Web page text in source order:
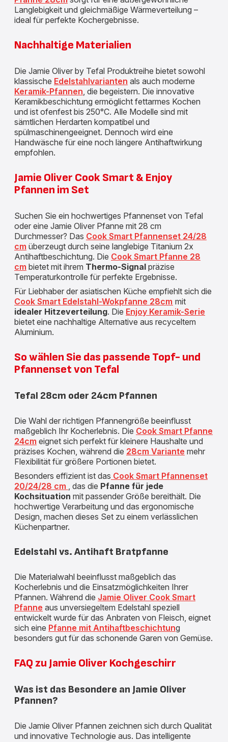
Langlebigkeit und gleichmäßige Wärmeverteilung –
ideal für perfekte Kochergebnisse.
Nachhaltige Materialien
Die Jamie Oliver by Tefal Produktreihe bietet sowohl
klassische Edelstahlvarianten als auch moderne
Keramik-Pfannen, die begeistern. Die innovative
Keramikbeschichtung ermöglicht fettarmes Kochen
und ist ofenfest bis 250°C. Alle Modelle sind mit
sämtlichen Herdarten kompatibel und
spülmaschinengeeignet. Dennoch wird eine
Handwäsche für eine noch längere Antihaftwirkung
empfohlen.
Jamie Oliver Cook Smart & Enjoy
Pfannen im Set
Suchen Sie ein hochwertiges Pfannenset von Tefal
oder eine Jamie Oliver Pfanne mit 28 cm
Durchmesser? Das Cook Smart Pfannenset 24/28
cm überzeugt durch seine langlebige Titanium 2x
Antihaftbeschichtung. Die Cook Smart Pfanne 28
cm bietet mit ihrem Thermo-Signal präzise
Temperaturkontrolle für perfekte Ergebnisse.
Für Liebhaber der asiatischen Küche empfiehlt sich die
Cook Smart Edelstahl-Wokpfanne 28cm mit
idealer Hitzeverteilung. Die Enjoy Keramik-Serie
bietet eine nachhaltige Alternative aus recyceltem
Aluminium.
So wählen Sie das passende Topf- und
Pfannenset von Tefal
Tefal 28cm oder 24cm Pfannen
Die Wahl der richtigen Pfannengröße beeinflusst
maßgeblich Ihr Kocherlebnis. Die Cook Smart Pfanne
24cm eignet sich perfekt für kleinere Haushalte und
präzises Kochen, während die 28cm Variante mehr
Flexibilität für größere Portionen bietet.
Besonders effizient ist das Cook Smart Pfannenset
20/24/28 cm , das die Pfanne für jede
Kochsituation mit passender Größe bereithält. Die
hochwertige Verarbeitung und das ergonomische
Design, machen dieses Set zu einem verlässlichen
Küchenpartner.
Edelstahl vs. Antihaft Bratpfanne
Die Materialwahl beeinflusst maßgeblich das
Kocherlebnis und die Einsatzmöglichkeiten Ihrer
Pfannen. Während die Jamie Oliver Cook Smart
Pfanne aus unversiegeltem Edelstahl speziell
entwickelt wurde für das Anbraten von Fleisch, eignet
sich eine Pfanne mit Antihaftbeschichtung
besonders gut für das schonende Garen von Gemüse.
FAQ zu Jamie Oliver Kochgeschirr
Was ist das Besondere an Jamie Oliver
Pfannen?
Die Jamie Oliver Pfannen zeichnen sich durch Qualität
und innovative Technologie aus. Das intelligente